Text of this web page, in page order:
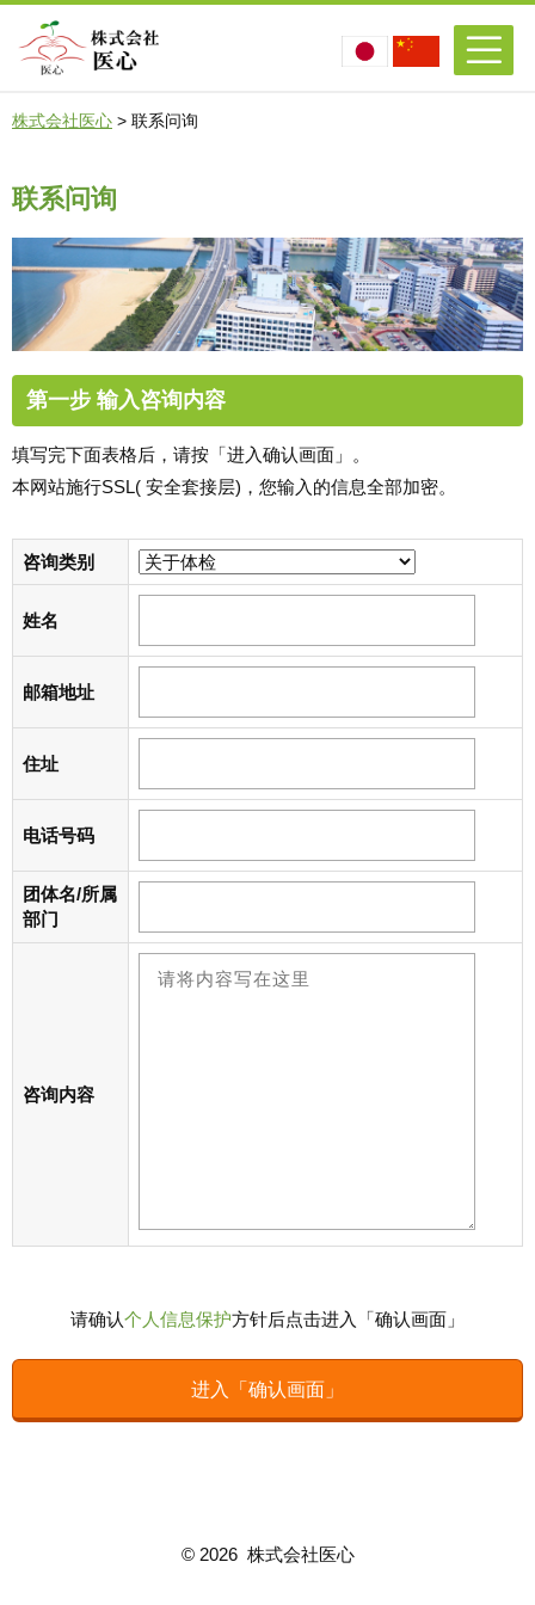
株式会社医心 > 联系问询
联系问询
第一步 输入咨询内容
填写完下面表格后，请按「进入确认画面」。
本网站施行SSL( 安全套接层)，您输入的信息全部加密。
咨询类别
姓名
邮箱地址
住址
电话号码
团体名/所属
部门
咨询内容
请确认个人信息保护方针后点击进入「确认画面」
© 2026 株式会社医心